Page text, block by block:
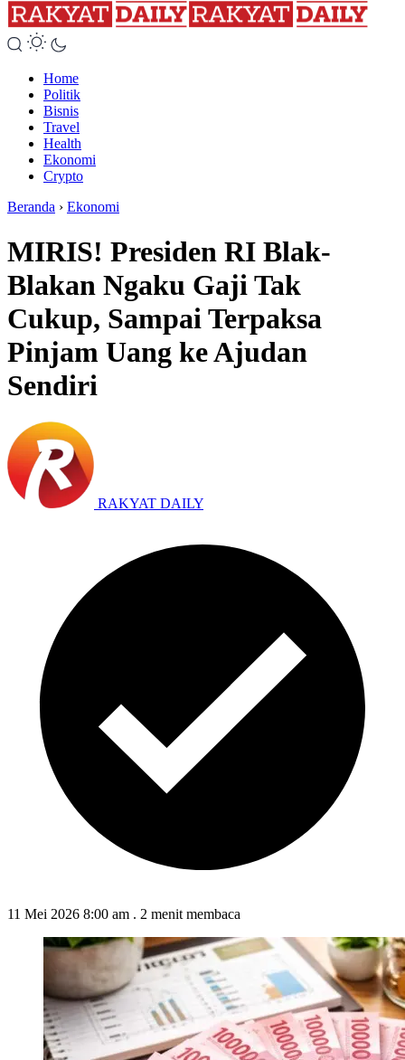
Home
Politik
Bisnis
Travel
Health
Ekonomi
Crypto
Beranda › Ekonomi
MIRIS! Presiden RI Blak-
Blakan Ngaku Gaji Tak
Cukup, Sampai Terpaksa
Pinjam Uang ke Ajudan
Sendiri
RAKYAT DAILY
11 Mei 2026 8:00 am . 2 menit membaca